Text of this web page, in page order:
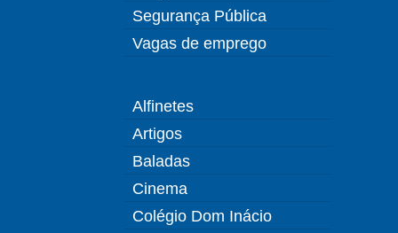
Segurança Pública
Vagas de emprego
Alfinetes
Artigos
Baladas
Cinema
Colégio Dom Inácio